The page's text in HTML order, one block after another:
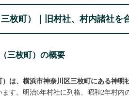
枚町）｜旧村社、村内諸社を
三枚町）の概要
）は、横浜市神奈川区三枚町にある神明
す。明治6年村社に列格、昭和2年村内